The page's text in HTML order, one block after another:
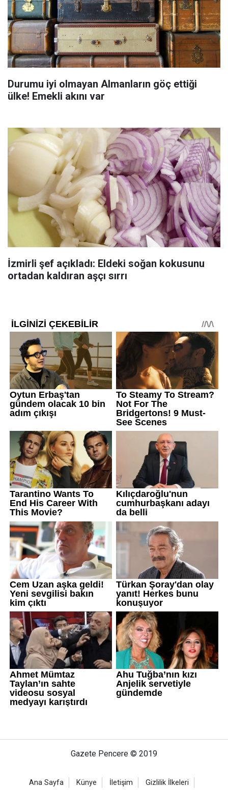
Durumu iyi olmayan Almanların göç ettiği
ülke! Emekli akını var
İzmirli şef açıkladı: Eldeki soğan kokusunu
ortadan kaldıran aşçı sırrı
Gazete Pencere © 2019
Ana Sayfa Künye İletişim Gizlilik İlkeleri